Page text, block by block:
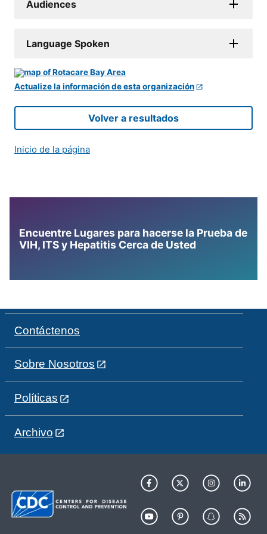
Audiences
Language Spoken
Actualize la información de esta organización
Volver a resultados
Inicio de la página
Encuentre Lugares para hacerse la Prueba de
VIH, ITS y Hepatitis Cerca de Usted
Contáctenos
Sobre Nosotros
Políticas
Archivo